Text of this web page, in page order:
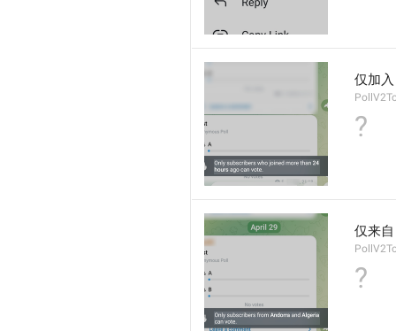
仅加
?
仅来
?